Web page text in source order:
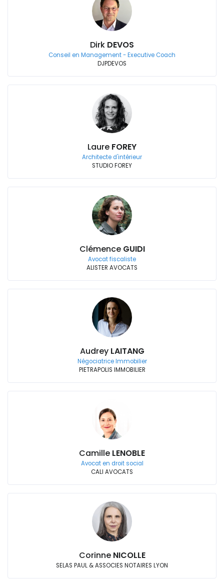
Dirk DEVOS
Conseil en Management - Executive Coach
DJPDEVOS
Laure FOREY
Architecte d'intérieur
STUDIO FOREY
Clémence GUIDI
Avocat fiscaliste
ALISTER AVOCATS
Audrey LAITANG
Négociatrice Immobilier
PIETRAPOLIS IMMOBILIER
Camille LENOBLE
Avocat en droit social
CALI AVOCATS
Corinne NICOLLE
SELAS PAUL & ASSOCIES NOTAIRES LYON